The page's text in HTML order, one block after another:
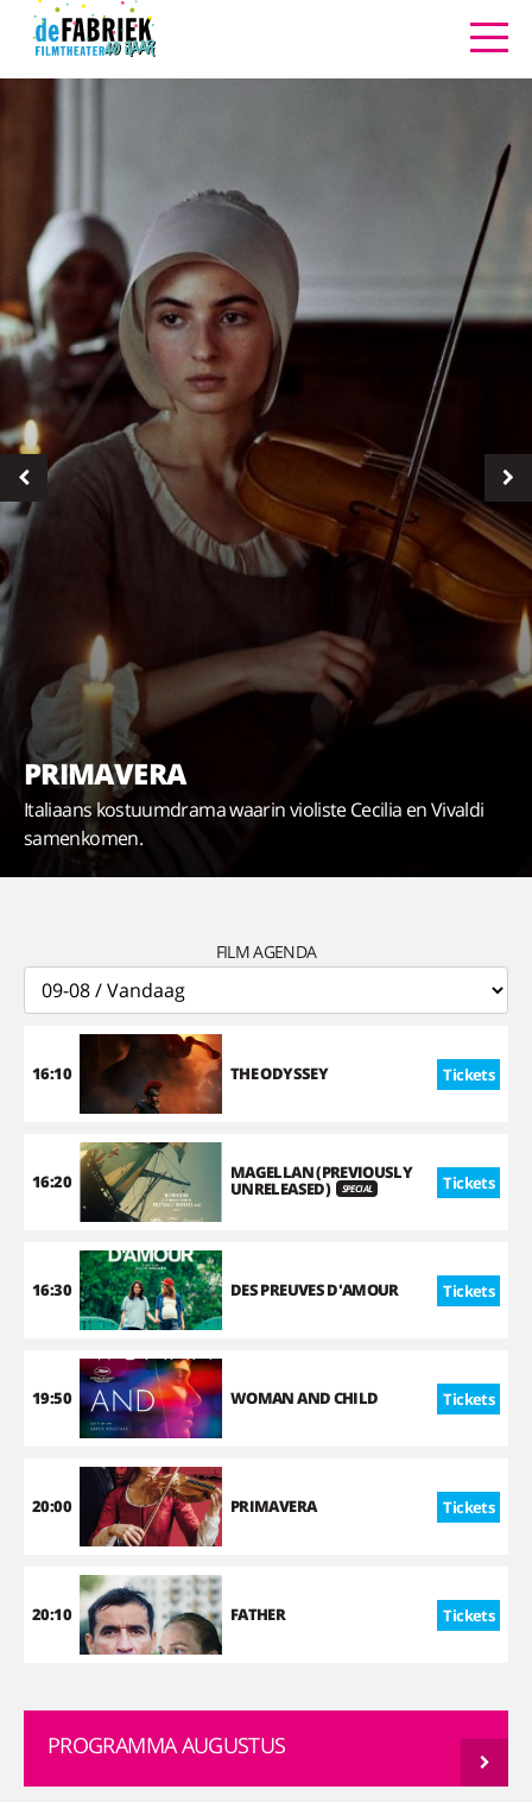
PRIMAVERA
Italiaans kostuumdrama waarin violiste Cecilia en Vivaldi
samenkomen.
FILM AGENDA
16:10 THE ODYSSEY Tickets
16:20 MAGELLAN (PREVIOUSLY
UNRELEASED) SPECIAL Tickets
16:30 DES PREUVES D'AMOUR Tickets
19:50 WOMAN AND CHILD Tickets
20:00 PRIMAVERA Tickets
20:10 FATHER Tickets
PROGRAMMA AUGUSTUS